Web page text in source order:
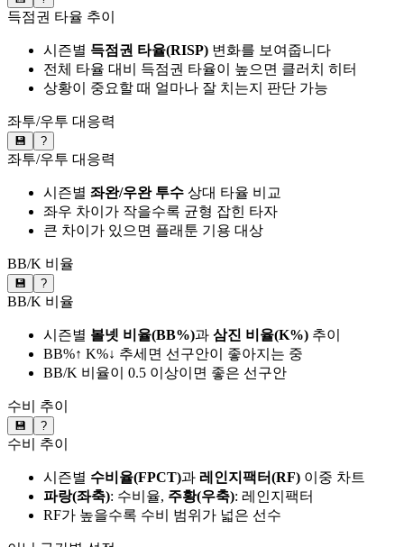
득점권 타율 추이
시즌별 득점권 타율(RISP) 변화를 보여줍니다
전체 타율 대비 득점권 타율이 높으면 클러치 히터
상황이 중요할 때 얼마나 잘 치는지 판단 가능
좌투/우투 대응력
💾 ?
좌투/우투 대응력
시즌별 좌완/우완 투수 상대 타율 비교
좌우 차이가 작을수록 균형 잡힌 타자
큰 차이가 있으면 플래툰 기용 대상
BB/K 비율
💾 ?
BB/K 비율
시즌별 볼넷 비율(BB%)과 삼진 비율(K%) 추이
BB%↑ K%↓ 추세면 선구안이 좋아지는 중
BB/K 비율이 0.5 이상이면 좋은 선구안
수비 추이
💾 ?
수비 추이
시즌별 수비율(FPCT)과 레인지팩터(RF) 이중 차트
파랑(좌축): 수비율, 주황(우축): 레인지팩터
RF가 높을수록 수비 범위가 넓은 선수